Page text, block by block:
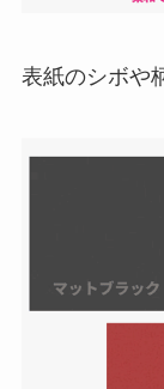
表紙のシボや